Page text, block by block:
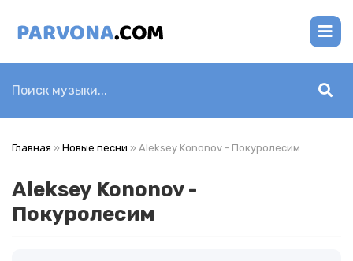
Главная » Новые песни » Aleksey Kononov - Покуролесим
Aleksey Kononov -
Покуролесим